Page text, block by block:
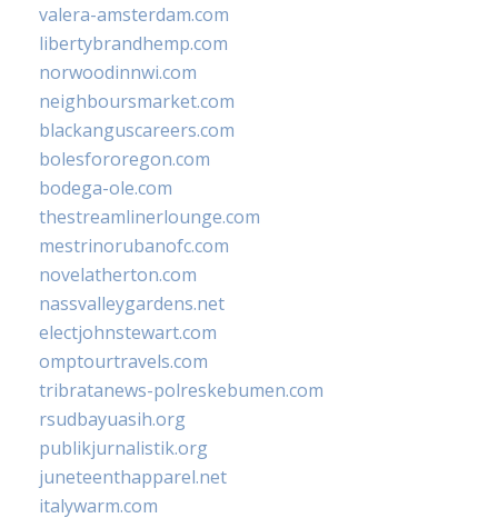
valera-amsterdam.com
libertybrandhemp.com
norwoodinnwi.com
neighboursmarket.com
blackanguscareers.com
bolesfororegon.com
bodega-ole.com
thestreamlinerlounge.com
mestrinorubanofc.com
novelatherton.com
nassvalleygardens.net
electjohnstewart.com
omptourtravels.com
tribratanews-polreskebumen.com
rsudbayuasih.org
publikjurnalistik.org
juneteenthapparel.net
italywarm.com